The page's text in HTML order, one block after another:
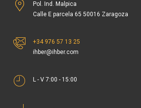
Pol. Ind. Malpica
Calle E parcela 65 50016 Zaragoza
+34 976 57 13 25
ihber@ihber.com
L - V 7:00 - 15:00